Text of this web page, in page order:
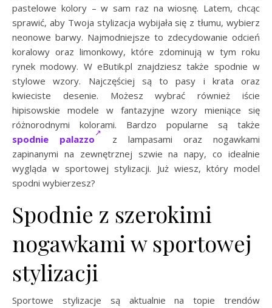
pastelowe kolory – w sam raz na wiosnę. Latem, chcąc
sprawić, aby Twoja stylizacja wybijała się z tłumu, wybierz
neonowe barwy. Najmodniejsze to zdecydowanie odcień
koralowy oraz limonkowy, które zdominują w tym roku
rynek modowy. W eButik.pl znajdziesz także spodnie w
stylowe wzory. Najczęściej są to pasy i krata oraz
kwieciste desenie. Możesz wybrać również iście
hipisowskie modele w fantazyjne wzory mieniące się
różnorodnymi kolorami. Bardzo popularne są także
spodnie palazzo
z lampasami oraz nogawkami
zapinanymi na zewnętrznej szwie na napy, co idealnie
wygląda w sportowej stylizacji. Już wiesz, który model
spodni wybierzesz?
Spodnie z szerokimi
nogawkami w sportowej
stylizacji
Sportowe stylizacje są aktualnie na topie trendów